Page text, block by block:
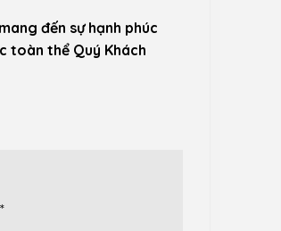
đến sự hạnh phúc
toàn thể Quý Khách
*